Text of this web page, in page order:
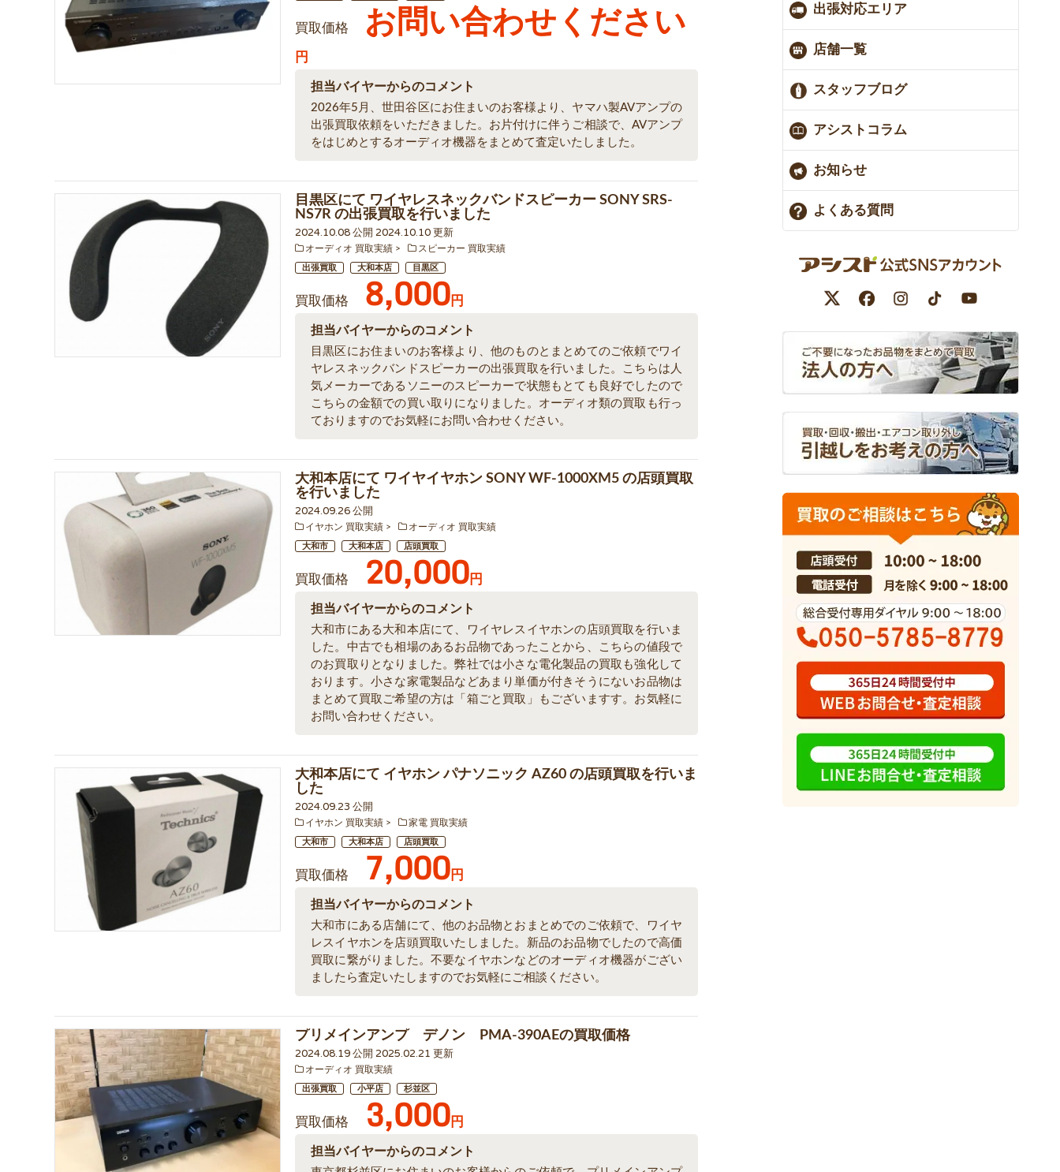
買取価格 お問い合わせください
円
担当バイヤーからのコメント
2026年5月、世田谷区にお住まいのお客様より、ヤマハ製AVアンプの
出張買取依頼をいただきました。お片付けに伴うご相談で、AVアンプ
をはじめとするオーディオ機器をまとめて査定いたしました。
目黒区にて ワイヤレスネックバンドスピーカー SONY SRS-
NS7R の出張買取を行いました
2024.10.08 公開 2024.10.10 更新
オーディオ 買取実績 スピーカー 買取実績
出張買取 大和本店 目黒区
買取価格 8,000円
担当バイヤーからのコメント
目黒区にお住まいのお客様より、他のものとまとめてのご依頼でワイ
ヤレスネックバンドスピーカーの出張買取を行いました。こちらは人
気メーカーであるソニーのスピーカーで状態もとても良好でしたので
こちらの金額での買い取りになりました。オーディオ類の買取も行っ
ておりますのでお気軽にお問い合わせください。
大和本店にて ワイヤイヤホン SONY WF-1000XM5 の店頭買取
を行いました
2024.09.26 公開
イヤホン 買取実績 オーディオ 買取実績
大和市 大和本店 店頭買取
買取価格 20,000円
担当バイヤーからのコメント
大和市にある大和本店にて、ワイヤレスイヤホンの店頭買取を行いま
した。中古でも相場のあるお品物であったことから、こちらの値段で
のお買取りとなりました。弊社では小さな電化製品の買取も強化して
おります。小さな家電製品などあまり単価が付きそうにないお品物は
まとめて買取ご希望の方は「箱ごと買取」もございますす。お気軽に
お問い合わせください。
大和本店にて イヤホン パナソニック AZ60 の店頭買取を行いま
した
2024.09.23 公開
イヤホン 買取実績 家電 買取実績
大和市 大和本店 店頭買取
買取価格 7,000円
担当バイヤーからのコメント
大和市にある店舗にて、他のお品物とおまとめでのご依頼で、ワイヤ
レスイヤホンを店頭買取いたしました。新品のお品物でしたので高価
買取に繋がりました。不要なイヤホンなどのオーディオ機器がござい
ましたら査定いたしますのでお気軽にご相談ください。
プリメインアンプ デノン PMA-390AEの買取価格
2024.08.19 公開 2025.02.21 更新
オーディオ 買取実績
出張買取 小平店 杉並区
買取価格 3,000円
担当バイヤーからのコメント
出張対応エリア
店舗一覧
スタッフブログ
アシストコラム
お知らせ
よくある質問